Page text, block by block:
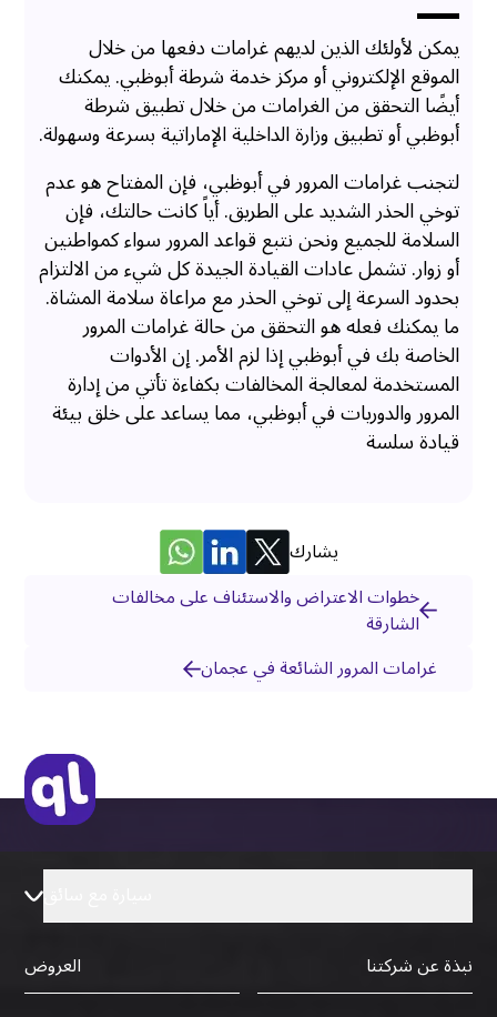
يمكن لأولئك الذين لديهم غرامات دفعها من خلال
الموقع الإلكتروني أو مركز خدمة شرطة أبوظبي. يمكنك
أيضًا التحقق من الغرامات من خلال تطبيق شرطة
أبوظبي أو تطبيق وزارة الداخلية الإماراتية بسرعة وسهولة.
لتجنب غرامات المرور في أبوظبي، فإن المفتاح هو عدم
توخي الحذر الشديد على الطريق. أياً كانت حالتك، فإن
السلامة للجميع ونحن نتبع قواعد المرور سواء كمواطنين
أو زوار. تشمل عادات القيادة الجيدة كل شيء من الالتزام
بحدود السرعة إلى توخي الحذر مع مراعاة سلامة المشاة.
ما يمكنك فعله هو التحقق من حالة غرامات المرور
الخاصة بك في أبوظبي إذا لزم الأمر. إن الأدوات
المستخدمة لمعالجة المخالفات بكفاءة تأتي من إدارة
المرور والدوريات في أبوظبي، مما يساعد على خلق بيئة
قيادة سلسة
يشارك
خطوات الاعتراض والاستئناف على مخالفات
الشارقة
غرامات المرور الشائعة في عجمان
نبذة عن شركتنا
العروض